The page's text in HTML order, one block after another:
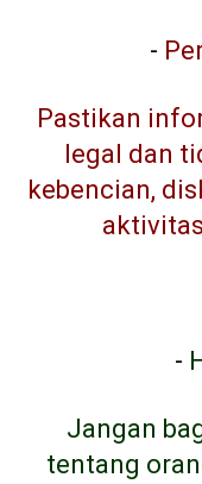
-
Pastikan
legal dan
kebencian,
-
Jangan
tentang